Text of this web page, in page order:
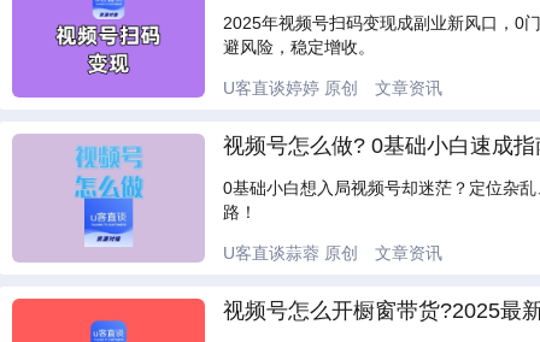
2025年视频号扫码变现成副业新风口，0
避风险，稳定增收。
U客直谈婷婷 原创 文章资讯
视频号怎么做? 0基础小白速成
0基础小白想入局视频号却迷茫？定位杂
路！
U客直谈蒜蓉 原创 文章资讯
视频号怎么开橱窗带货?2025最